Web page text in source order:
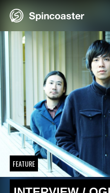
FEATURE